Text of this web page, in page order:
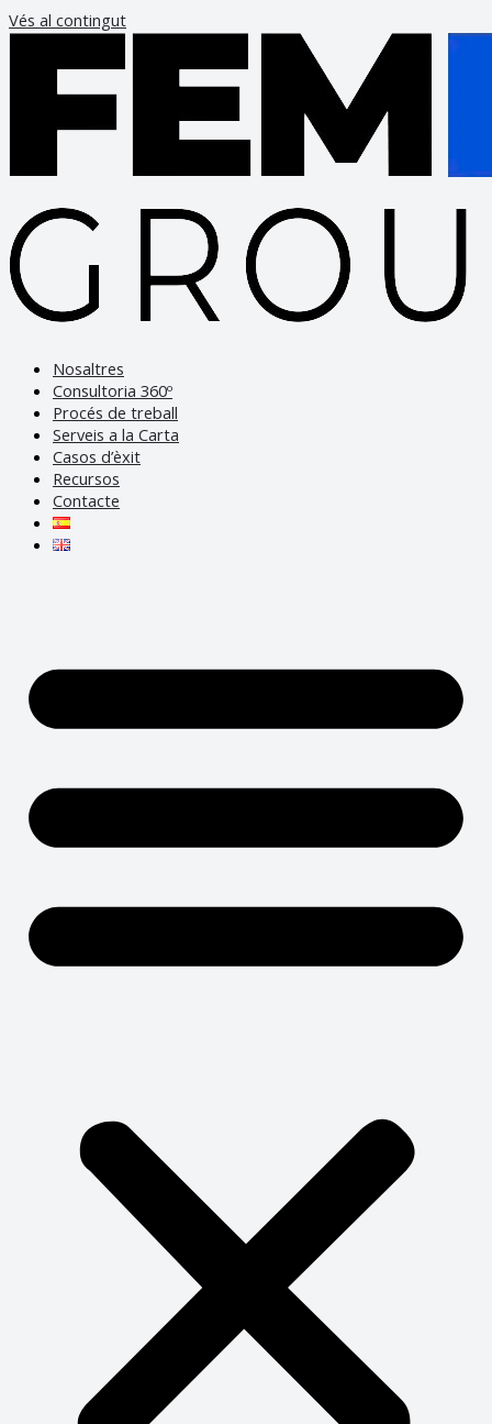
Vés al contingut
Nosaltres
Consultoria 360º
Procés de treball
Serveis a la Carta
Casos d’èxit
Recursos
Contacte